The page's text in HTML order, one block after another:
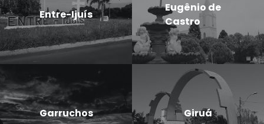
Entre-Ijuís
Eugênio de
Castro
Garruchos Giruá